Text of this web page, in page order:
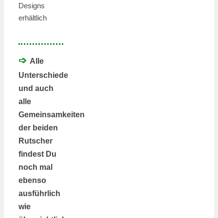
Designs
erhältlich
➩ Alle
Unterschiede
und auch
alle
Gemeinsamkeiten
der beiden
Rutscher
findest Du
noch mal
ebenso
ausführlich
wie